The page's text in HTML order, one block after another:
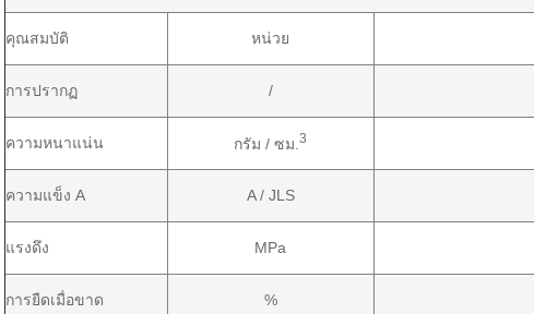
คุณสมบัติ หน่วย
การปรากฏ /
ความหนาแน่น กรัม / ซม. 3
ความแข็ง A A / JLS
แรงดึง MPa
การยืดเมื่อขาด %